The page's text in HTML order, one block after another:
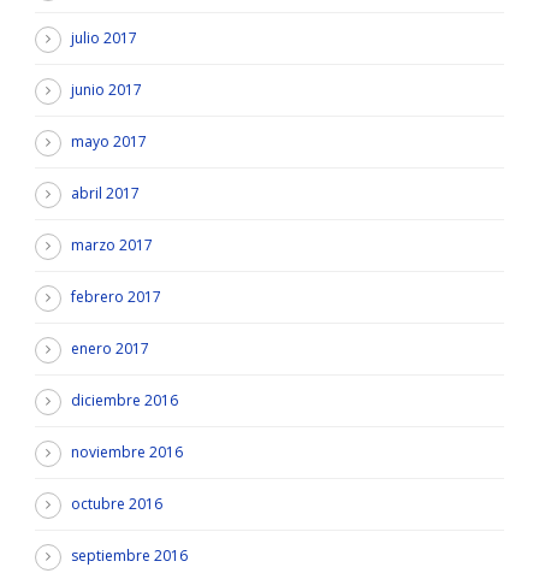
julio 2017
junio 2017
mayo 2017
abril 2017
marzo 2017
febrero 2017
enero 2017
diciembre 2016
noviembre 2016
octubre 2016
septiembre 2016